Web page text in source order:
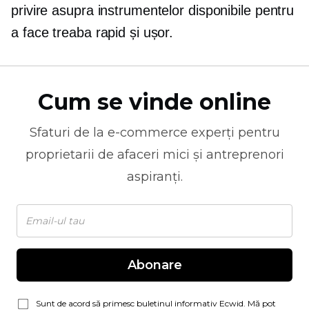
privire asupra instrumentelor disponibile pentru
a face treaba rapid și ușor.
Cum se vinde online
Sfaturi de la e-commerce experți pentru
proprietarii de afaceri mici și antreprenori
aspiranți.
Abonare
Sunt de acord să primesc buletinul informativ Ecwid. Mă pot